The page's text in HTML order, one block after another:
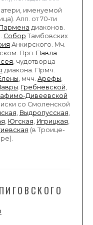
именуемой
Апп. от 70-ти
диаконов.
Собор Тамбовских
Анкирского. Мч.
Прп. Павла
, чудотворца
диакона. Прмч.
, мчч. Арефы,
. Гребневской,
Дивеевской
со Смоленской
, Выдропусская,
, Югская, Игрицкая,
(в Троице-